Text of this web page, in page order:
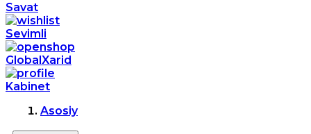
Savat
Sevimli
GlobalXarid
Kabinet
Asosiy